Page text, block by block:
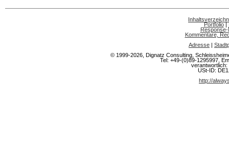
Portfolio|
Kommentare,
Adresse |
© 1999-2026, Dignatz Consulting,
Tel: +49-(0)89-1295997,
verantwortlich:
USt-ID:
http://